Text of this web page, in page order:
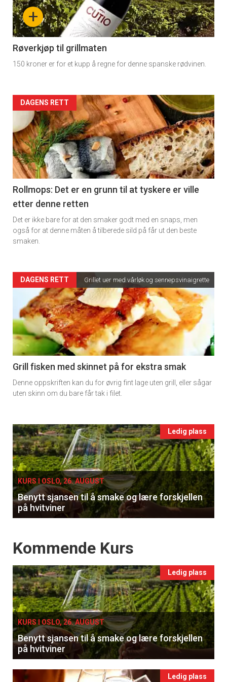
-
section
11
Dagens
rett
+
Røverkjøp til grillmaten
150 kroner er for et kupp å regne for denne spanske rødvinen.
Artikler
detail
-
section
11
Dagens
rett
DAGENS RETT
Rollmops: Det er en grunn til at tyskere er ville
etter denne retten
Det er ikke bare for at den smaker godt med en snaps, men
også for at denne måten å tilberede sild på får ut den beste
smaken.
Artikler
detail
-
section
11
Ukens
DAGENS RETT Grillet uer med vårløk og sennepsvinaigrette
Grill fisken med skinnet på for ekstra smak
Denne oppskriften kan du for øvrig fint lage uten grill, eller sågar
uten skinn om du bare får tak i filet.
Events
single
Ledig plass
KURS I OSLO, 26. AUGUST
Benytt sjansen til å smake og lære forskjellen
på hvitviner
Events
Kommende Kurs
Ledig plass
KURS I OSLO, 26. AUGUST
Benytt sjansen til å smake og lære forskjellen
på hvitviner
Ledig plass